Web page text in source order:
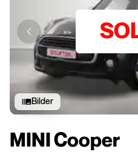
Previous slide
Bilder
MINI Cooper